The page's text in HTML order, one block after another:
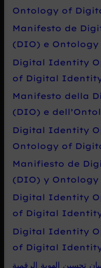
t
p
r
Ontology of
Manifesto de
(DIO) e
Digital Identity
of Digital Identity
Manifesto della
(DIO) e
Digital Identity
Ontology of
Manifiesto de
(DIO) y
Digital Identity
of Digital Identity
Digital Identity
of Digital
بيان تحسين الهوية الرقمية (DIO) وأنطولوجيا الهوية الرقمية